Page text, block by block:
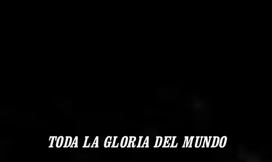
TODA LA GLORIA DEL MUNDO